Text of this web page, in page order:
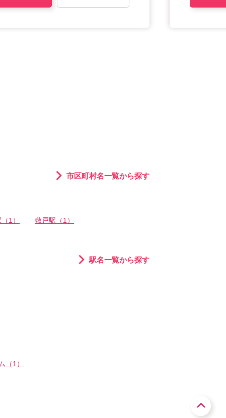
市区町村名一覧から探す
1） 敷戸駅（1）
駅名一覧から探す
（1）